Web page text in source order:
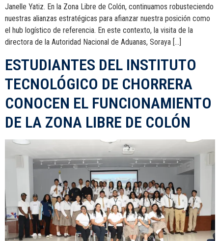
Janelle Yatiz. En la Zona Libre de Colón, continuamos robusteciendo
nuestras alianzas estratégicas para afianzar nuestra posición como
el hub logístico de referencia. En este contexto, la visita de la
directora de la Autoridad Nacional de Aduanas, Soraya […]
ESTUDIANTES DEL INSTITUTO
TECNOLÓGICO DE CHORRERA
CONOCEN EL FUNCIONAMIENTO
DE LA ZONA LIBRE DE COLÓN